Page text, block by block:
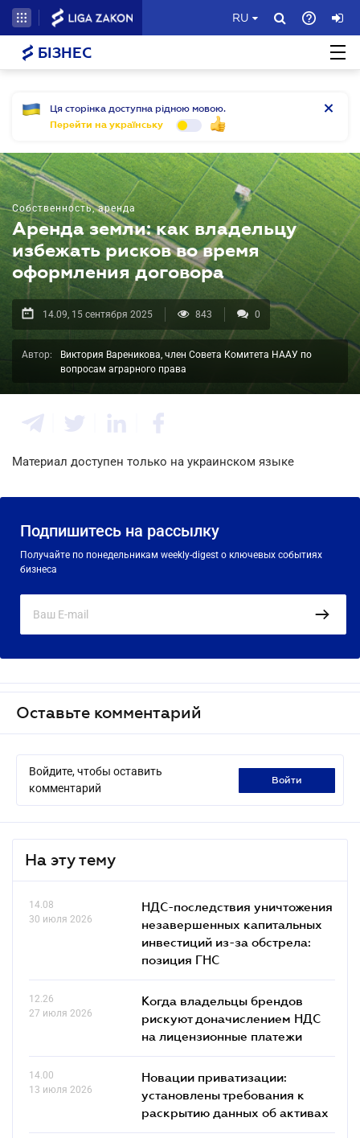
RU
БІЗНЕС
Ця сторінка доступна рідною мовою.
Перейти на українську
Собственность, аренда
Аренда земли: как владельцу
избежать рисков во время
оформления договора
14.09, 15 сентября 2025 843 0
Автор:
Виктория Вареникова, член Совета Комитета НААУ по
вопросам аграрного права
Материал доступен только на украинском языке
Подпишитесь на рассылку
Получайте по понедельникам weekly-digest о ключевых событиях
бизнеса
Оставьте комментарий
Войдите, чтобы оставить
комментарий
войти
На эту тему
14.08
30 июля 2026
НДС-последствия уничтожения
незавершенных капитальных
инвестиций из-за обстрела:
позиция ГНС
12.26
27 июля 2026
Когда владельцы брендов
рискуют доначислением НДС
на лицензионные платежи
14.00
13 июля 2026
Новации приватизации:
установлены требования к
раскрытию данных об активах